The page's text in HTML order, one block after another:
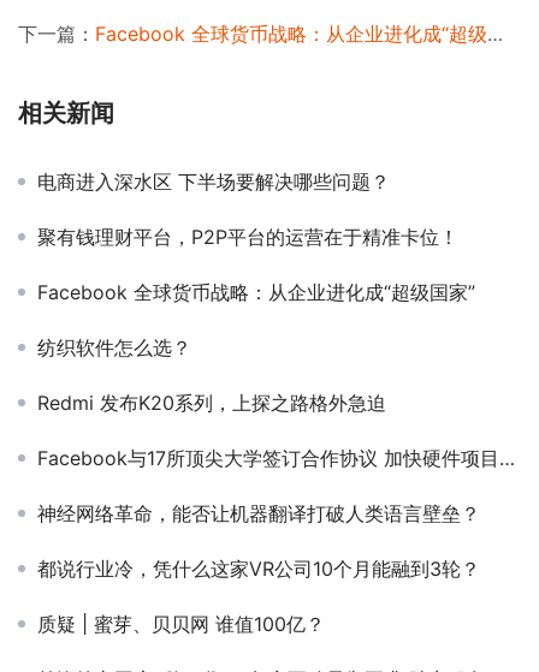
下一篇： Facebook 全球货币战略：从企业进化成“超级国家”
相关新闻
电商进入深水区 下半场要解决哪些问题？
聚有钱理财平台，P2P平台的运营在于精准卡位！
Facebook 全球货币战略：从企业进化成“超级国家”
纺织软件怎么选？
Redmi 发布K20系列，上探之路格外急迫
Facebook与17所顶尖大学签订合作协议 加快硬件项目开发
神经网络革命，能否让机器翻译打破人类语言壁垒？
都说行业冷，凭什么这家VR公司10个月能融到3轮？
质疑 | 蜜芽、贝贝网 谁值100亿？